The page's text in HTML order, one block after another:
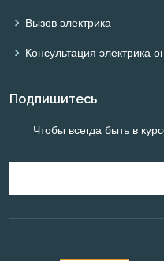
Вызов электрика
Консультация электрика
Подпишитесь
Чтобы всегда быть в